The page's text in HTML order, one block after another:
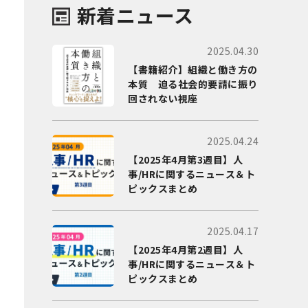
新着ニュース
2025.04.30
【書籍紹介】組織と働き方の
本質 迫る社会的要請に振り
回されない視座
2025.04.24
【2025年4月第3週目】人
事/HRに関するニュース＆ト
ピックスまとめ
2025.04.17
【2025年4月第2週目】人
事/HRに関するニュース＆ト
ピックスまとめ